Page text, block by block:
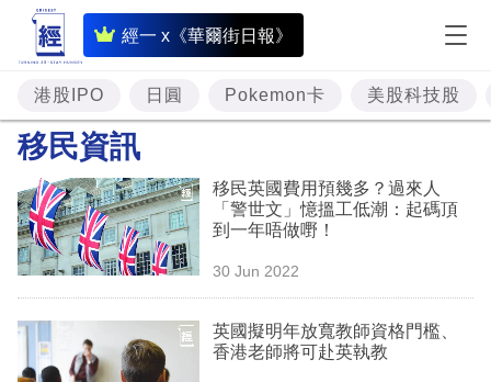
經一 x《華爾街日報》
即
時
財
經
題
投
資
樓
市
港股IPO 日圓 Pokemon卡 美股科技股
移民資訊
移民英國費用預幾多？過來人
「警世文」憶搵工低潮：起碼頂
到一年唔做嘢！
30 Jun 2022
英國擬明年放寬教師資格門檻、
香港老師將可赴英執教